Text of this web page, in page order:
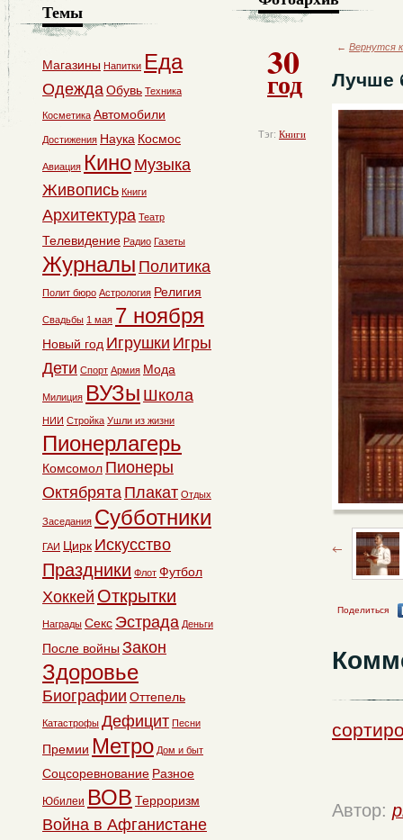
30
год
Тэг: Книги
← Вернутся
Лучше
Поделиться
Автор:
Темы
Магазины Напитки Еда
ОдеждаОбувь Техника
Косметика Автомобили
Достижения Наука Космос
Авиация Кино Музыка
Живопись Книги
Архитектура Театр
Телевидение Радио Газеты
Журналы Политика
Полит бюро Астрология Религия
Свадьбы 1 мая 7 ноября
Новый год Игрушки Игры
Дети Спорт Армия Мода
Милиция ВУЗы Школа
НИИ Стройка Ушли из жизни
Пионерлагерь
Комсомол Пионеры
Октябрята Плакат Отдых
Заседания Субботники
ГАИ Цирк Искусство
Праздники Флот Футбол
Хоккей Открытки
Награды Секс Эстрада Деньги
После войны Закон
Здоровье
Биографии Оттепель
Катастрофы Дефицит Песни
Премии Метро Дом и быт
Соцсоревнование Разное
Юбилеи ВОВ Терроризм
Война в Афганистане